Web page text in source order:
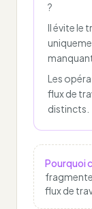
?
Il évite le
Les
flux de
distincts.
Pourquoi
flux de